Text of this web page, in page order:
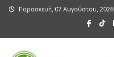
Skip
Παρασκευή, 07 Αυγούστου, 2026